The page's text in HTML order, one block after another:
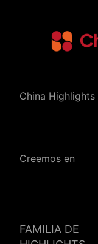
China Highlights
Creemos en
FAMILIA DE